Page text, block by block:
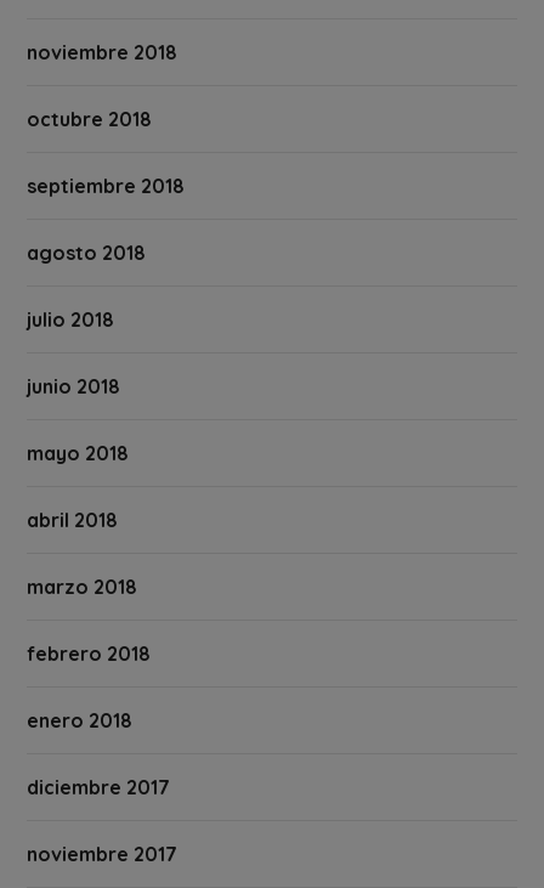
noviembre 2018
octubre 2018
septiembre 2018
agosto 2018
julio 2018
junio 2018
mayo 2018
abril 2018
marzo 2018
febrero 2018
enero 2018
diciembre 2017
noviembre 2017